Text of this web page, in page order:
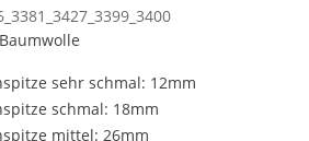
sehr schmal: 12mm
schmal: 18mm
mittel: 26mm